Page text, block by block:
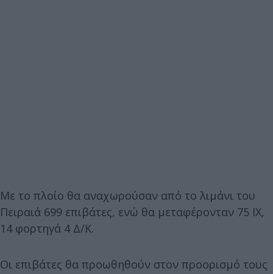
Με το πλοίο θα αναχωρούσαν από το λιμάνι του
Πειραιά 699 επιβάτες, ενώ θα μεταφέρονταν 75 ΙΧ,
14 φορτηγά 4 Δ/Κ.
Οι επιβάτες θα προωθηθούν στον προορισμό τους